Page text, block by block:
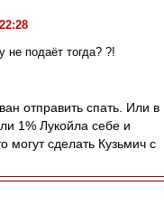
не подаёт тогда? ?!
отправить спать. Или в
1% Лукойла себе и
могут сделать Кузьмич с